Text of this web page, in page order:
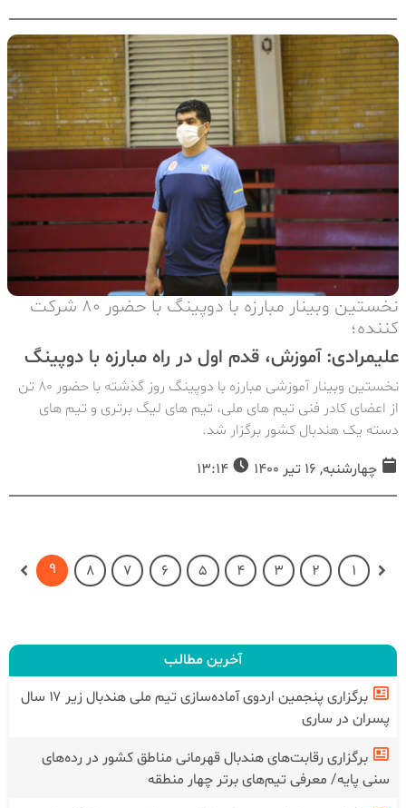
نخستین وبینار مبارزه با دوپینگ با حضور 80 شرکت
کننده؛
علیمرادی: آموزش، قدم اول در راه مبارزه با دوپینگ
نخستین وبینار آموزشی مبارزه با دوپینگ روز گذشته با حضور 80 تن
از اعضای کادر فنی تیم های ملی، تیم های لیگ برتری و تیم های
دسته یک هندبال کشور برگزار شد.
چهارشنبه, 16 تیر 1400
1
2
3
4
5
6
7
8
9
آخرین مطالب
برگزاری پنجمین اردوی آماده‌سازی تیم ملی هندبال زیر ۱۷ سال
پسران در ساری
برگزاری رقابت‌های هندبال قهرمانی مناطق کشور در رده‌های
سنی پایه/ معرفی تیم‌های برتر چهار منطقه